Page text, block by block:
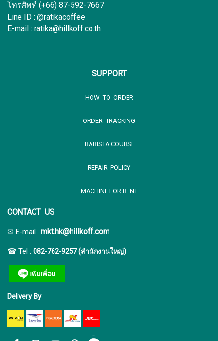
โทรศัพท์ (+66) 87-592-7667
Line ID : @ratikacoffee
E-mail : ratika@hillkoff.co.th
SUPPORT
HOW TO ORDER
ORDER TRACKING
BARISTA COURSE
REPAIR POLICY
MACHINE FOR RENT
CONTACT US
✉ E-mail : mkt.hk@hillkoff.com
☎ Tel : 082-762-9257 (สำนักงานใหญ่)
Delivery By